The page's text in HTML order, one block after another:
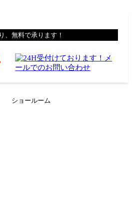
、無料で承ります！
ショールーム